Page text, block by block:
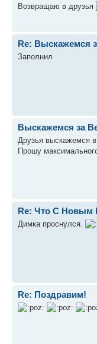
Возвращаю в друзья
Re: Выскажемся
Заполнил
Выскажемся за
Друзья выскажемся
Прошу
Re: Что С Новым
Димка проснулся.
Re: Поздравим!